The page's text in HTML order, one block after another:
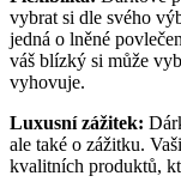
vybrat si dle svého
jedná o lněné
váš blízký si může
vyhovuje.
Luxusní zážitek:
ale také o zážitku.
kvalitních produktů,